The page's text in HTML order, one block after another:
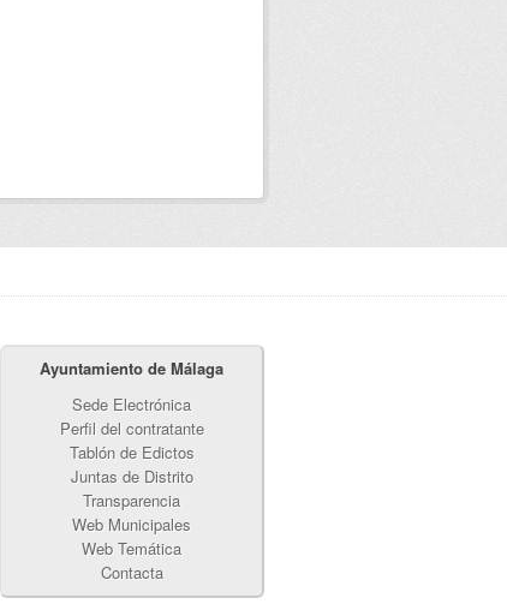
Ayuntamiento de Málaga
Sede Electrónica
Perfil del contratante
Tablón de Edictos
Juntas de Distrito
Transparencia
Web Municipales
Web Temática
Contacta